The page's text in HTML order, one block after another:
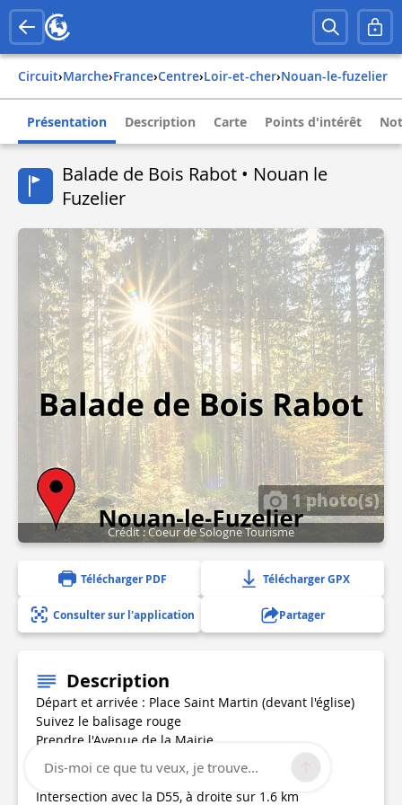
Circuit› Marche› france› centre› loir-et-cher› nouan-le-fuzelier
Présentation Description Carte Points d'intérêt
Balade de Bois Rabot • Nouan le
Fuzelier
1 photo(s)
Crédit : Coeur de Sologne Tourisme
Télécharger PDF Télécharger GPX
Consulter sur l'application Partager
Description
Départ et arrivée : Place Saint Martin (devant l'église)
Suivez le balisage rouge
Prendre l'Avenue de la Mairie
à 200 m, face à la mairie, direction Chaon (D44)
à 2.9 km, à droite, direction Bois Rabot
Intersection avec la D55, à droite sur 1.6 km
Dis-moi ce que tu veux, je trouve...